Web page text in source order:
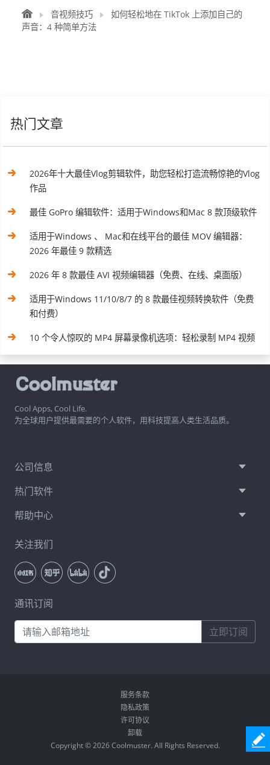
音视频技巧
如何轻松地在 TikTok 上添加自己的
声音：4 种简单方法
热门文章
2026年十大最佳Vlog剪辑软件，助您轻松打造流畅惊艳的Vlog
作品
最佳 GoPro 编辑软件：适用于Windows和Mac 8 款顶级软件
适用于Windows 、 Mac和在线平台的最佳 MOV 编辑器：
2026 年最佳 9 款精选
2026 年 8 款最佳 AVI 视频编辑器（免费、在线、桌面版）
适用于Windows 11/10/8/7 的 8 款最佳视频转换软件（免费
和付费）
10 个令人惊叹的 MP4 屏幕录像机选项：轻松录制 MP4 视频
Cool Apps, Cool Life.
为全球用户提供最需要的个人软件，用科技提高人类生活品质。
公司信息
热门软件
帮助中心
关注我们
通讯订阅
立即订阅
服务条款
隐私政策
许可协议
卸载
Copyright © 2026 Coolmuster. All Rights Reserved.